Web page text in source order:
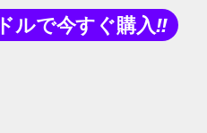
ドルで今すぐ購入!!